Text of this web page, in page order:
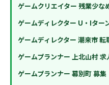
ゲームクリエイター 残業少な
ゲームディレクター U・Iター
ゲームディレクター 潮来市 転
ゲームプランナー 上北山村 求
ゲームプランナー 幕別町 募集